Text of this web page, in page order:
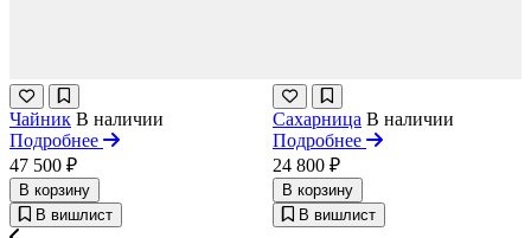
Чайник В наличии
Подробнее
47 500 ₽
В корзину
В вишлист
Сахарница В наличии
Подробнее
24 800 ₽
В корзину
В вишлист